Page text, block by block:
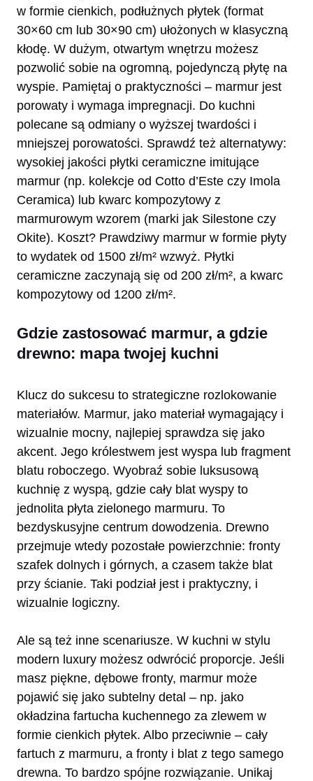
w formie cienkich, podłużnych płytek (format
30×60 cm lub 30×90 cm) ułożonych w klasyczną
kłodę. W dużym, otwartym wnętrzu możesz
pozwolić sobie na ogromną, pojedynczą płytę na
wyspie. Pamiętaj o praktyczności – marmur jest
porowaty i wymaga impregnacji. Do kuchni
polecane są odmiany o wyższej twardości i
mniejszej porowatości. Sprawdź też alternatywy:
wysokiej jakości płytki ceramiczne imitujące
marmur (np. kolekcje od Cotto d’Este czy Imola
Ceramica) lub kwarc kompozytowy z
marmurowym wzorem (marki jak Silestone czy
Okite). Koszt? Prawdziwy marmur w formie płyty
to wydatek od 1500 zł/m² wzwyż. Płytki
ceramiczne zaczynają się od 200 zł/m², a kwarc
kompozytowy od 1200 zł/m².
Gdzie zastosować marmur, a gdzie
drewno: mapa twojej kuchni
Klucz do sukcesu to strategiczne rozlokowanie
materiałów. Marmur, jako materiał wymagający i
wizualnie mocny, najlepiej sprawdza się jako
akcent. Jego królestwem jest wyspa lub fragment
blatu roboczego. Wyobraź sobie luksusową
kuchnię z wyspą, gdzie cały blat wyspy to
jednolita płyta zielonego marmuru. To
bezdyskusyjne centrum dowodzenia. Drewno
przejmuje wtedy pozostałe powierzchnie: fronty
szafek dolnych i górnych, a czasem także blat
przy ścianie. Taki podział jest i praktyczny, i
wizualnie logiczny.
Ale są też inne scenariusze. W kuchni w stylu
modern luxury możesz odwrócić proporcje. Jeśli
masz piękne, dębowe fronty, marmur może
pojawić się jako subtelny detal – np. jako
okładzina fartucha kuchennego za zlewem w
formie cienkich płytek. Albo przeciwnie – cały
fartuch z marmuru, a fronty i blat z tego samego
drewna. To bardzo spójne rozwiązanie. Unikaj